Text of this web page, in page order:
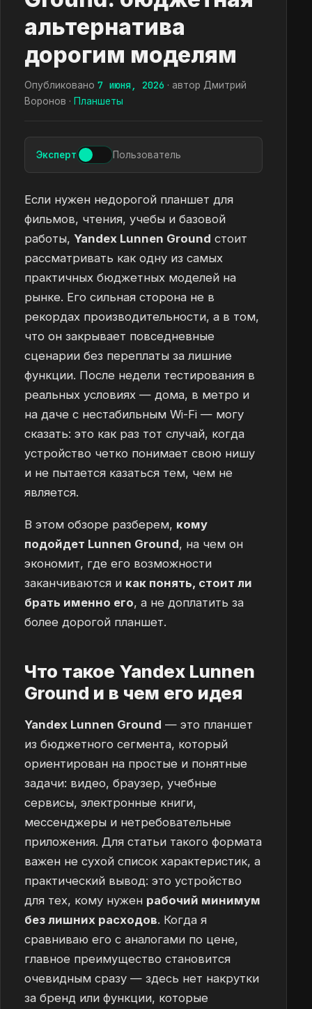
альтернатива
дорогим моделям
Опубликовано 7 июня, 2026 · автор Дмитрий
Воронов · Планшеты
Эксперт Пользователь
Если нужен недорогой планшет для
фильмов, чтения, учебы и базовой
работы, Yandex Lunnen Ground стоит
рассматривать как одну из самых
практичных бюджетных моделей на
рынке. Его сильная сторона не в
рекордах производительности, а в том,
что он закрывает повседневные
сценарии без переплаты за лишние
функции. После недели тестирования в
реальных условиях — дома, в метро и
на даче с нестабильным Wi-Fi — могу
сказать: это как раз тот случай, когда
устройство четко понимает свою нишу
и не пытается казаться тем, чем не
является.
В этом обзоре разберем, кому
подойдет Lunnen Ground, на чем он
экономит, где его возможности
заканчиваются и как понять, стоит ли
брать именно его, а не доплатить за
более дорогой планшет.
Что такое Yandex Lunnen
Ground и в чем его идея
Yandex Lunnen Ground — это планшет
из бюджетного сегмента, который
ориентирован на простые и понятные
задачи: видео, браузер, учебные
сервисы, электронные книги,
мессенджеры и нетребовательные
приложения. Для статьи такого формата
важен не сухой список характеристик, а
практический вывод: это устройство
для тех, кому нужен рабочий минимум
без лишних расходов. Когда я
сравниваю его с аналогами по цене,
главное преимущество становится
очевидным сразу — здесь нет накрутки
за бренд или функции, которые